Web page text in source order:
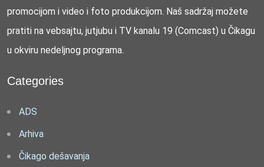
promocijom i video i foto produkcijom. Naš sadržaj možete
pratiti na vebsajtu, jutjubu i TV kanalu 19 (Comcast) u Čikagu
u okviru nedeljnog programa.
Categories
ADS
Arhiva
Čikago dešavanja